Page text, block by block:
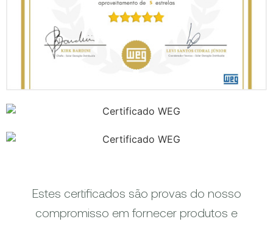
Estes certificados são provas do nosso
compromisso em fornecer produtos e